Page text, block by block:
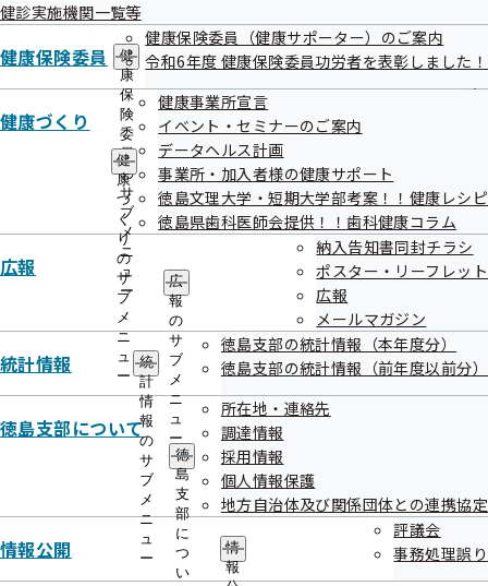
一
覧
の
サ
メ
ュ
ー
ご
案
内
ニ
ュ
ー
健診実施機関一覧等
健康保険委員
健
康
保
険
委
員
の
サ
ブ
メ
ニ
ュ
ー
健康保険委員（健康サポーター）のご案内
令和6年度 健康保険委員功労者を表彰しました！
健康づくり
健
康
づ
く
り
の
サ
ブ
メ
ニ
ュ
ー
健康事業所宣言
イベント・セミナーのご案内
データヘルス計画
事業所・加入者様の健康サポート
徳島文理大学・短期大学部考案！！健康レシピ
徳島県歯科医師会提供！！歯科健康コラム
広報
広
報
の
サ
ブ
メ
ニ
ュ
ー
納入告知書同封チラシ
ポスター・リーフレット
広報
メールマガジン
統計情報
統
計
情
報
の
サ
ブ
メ
ニ
ュ
ー
徳島支部の統計情報（本年度分）
徳島支部の統計情報（前年度以前分）
徳島支部について
徳
島
支
部
に
つ
い
所在地・連絡先
調達情報
採用情報
個人情報保護
地方自治体及び関係団体との連携協定
情報公開
情
報
評議会
事務処理誤り
令和08年06月29日
情報提供サービスを一時停止させていただきます
令和08年06月26日
健康保険の任意継続被保険者の7月分保険料の納付期限は7
令和08年06月26日
令和８年度 第１回健康サポートコラムを掲載しました！
令和08年06月25日
令和8年6月24日からの大雨に伴う災害
災害情報
令和08年06月24日
契約締結情報を更新しました
令和08年06月22日
健康経営優良法人2027取得に向けたオンラインセミナーを
開催いたします